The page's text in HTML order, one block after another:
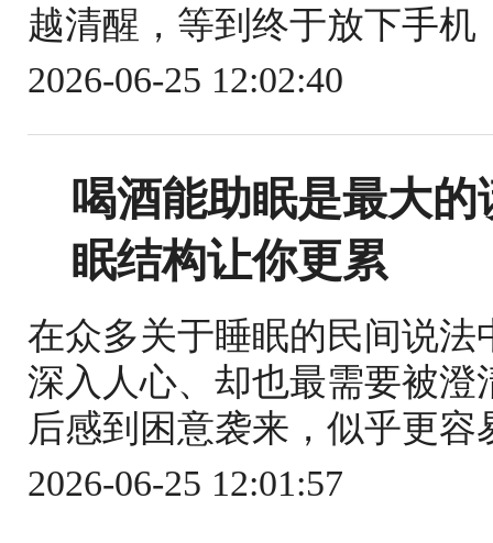
越清醒，等到终于放下手
2026-06-25 12:02:40
喝酒能助眠是最大
眠结构让你更累
在众多关于睡眠的民间说
深入人心、却也最需要被
后感到困意袭来，似乎更
2026-06-25 12:01:57